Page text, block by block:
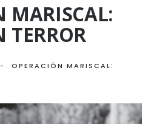
MARISCAL:
TERROR
OPERACIÓN MARISCAL: